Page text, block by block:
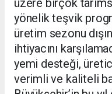
üzere birçok
yönelik teşvik
üretim sezonu
ihtiyacını
yemi desteği,
verimli ve kaliteli